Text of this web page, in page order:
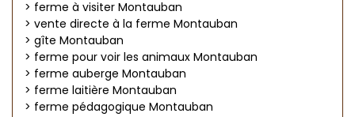
> ferme à visiter Montauban
> vente directe à la ferme Montauban
> gîte Montauban
> ferme pour voir les animaux Montauban
> ferme auberge Montauban
> ferme laitière Montauban
> ferme pédagogique Montauban